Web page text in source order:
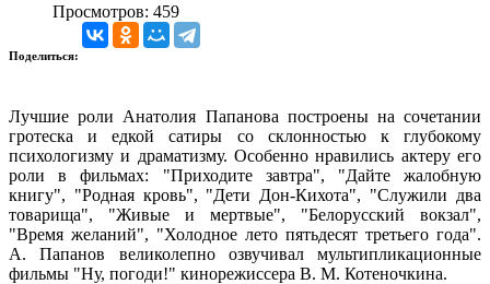
Просмотров: 459
Поделиться:
Лучшие роли Анатолия Папанова построены на сочетании
гротеска и едкой сатиры со склонностью к глубокому
психологизму и драматизму. Особенно нравились актеру его
роли в фильмах: "Приходите завтра", "Дайте жалобную
книгу", "Родная кровь", "Дети Дон-Кихота", "Служили два
товарища", "Живые и мертвые", "Белорусский вокзал",
"Время желаний", "Холодное лето пятьдесят третьего года".
А. Папанов великолепно озвучивал мультипликационные
фильмы "Ну, погоди!" кинорежиссера В. М. Котеночкина.